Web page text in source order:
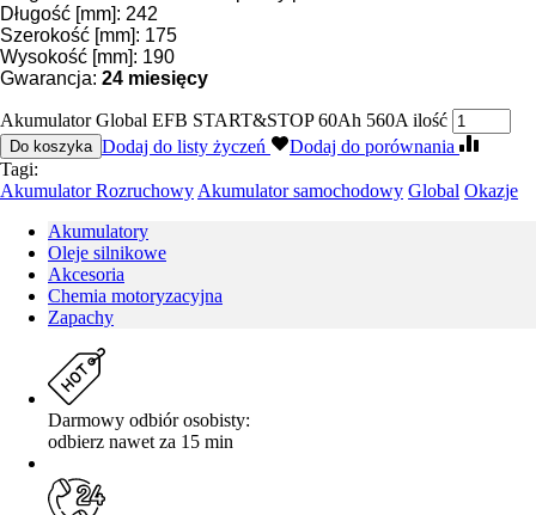
Długość [mm]: 242
Szerokość [mm]: 175
Wysokość [mm]: 190
Gwarancja: 24 miesięcy
Akumulator Global EFB START&STOP 60Ah 560A ilość
Do koszyka Dodaj do listy życzeń
Dodaj do porównania
Tagi:
Akumulator Rozruchowy Akumulator samochodowy Global Okazje
Akumulatory
Oleje silnikowe
Akcesoria
Chemia motoryzacyjna
Zapachy
Darmowy odbiór osobisty:
odbierz nawet za 15 min